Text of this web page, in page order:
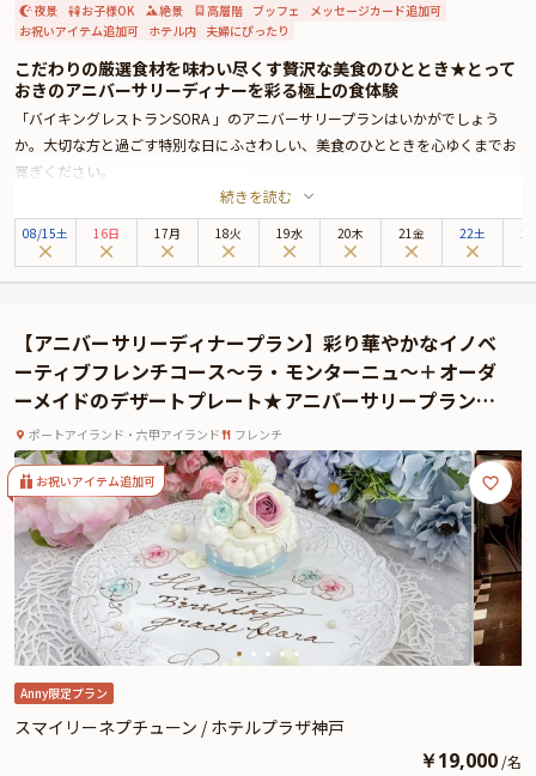
夜景 お子様OK 絶景 高層階 ブッフェ
メッセージカード追加可
お祝いアイテム追加可 ホテル内 夫婦にぴったり
こだわりの厳選食材を味わい尽くす贅沢な美食のひととき★とって
おきのアニバーサリーディナーを彩る極上の食体験
「バイキングレストランSORA 」のアニバーサリープランはいかがでしょう
か。大切な方と過ごす特別な日にふさわしい、美食のひとときを心ゆくまでお
寛ぎください。
約10mの水耕栽培システムを備えた店内には彩り豊かなお料理の数々が並び、
心踊る美食体験となること間違いありません。 地産地消にこだわった和食、デ
ザートまで種類豊富に取り揃えております。
プライズにぴったりなAnny限定のギフト、カスタマイズ可能なメッセージカー
ドをお付けすることができます。とっておきのアニバーサリーをスタッフが心
を込めてお手伝いいたします。
続きを読む
08/15土 16日 17月 18火 19水 20木 21金 22土
【アニバーサリーディナープラン】彩り華やかなイノベ
ーティブフレンチコース～ラ・モンターニュ～＋オーダ
ーメイドのデザートプレート★アニバーサリープランナ
ーによる事前打ち合わせ付き！★ホテルプラザ神戸の最
上階で極上のアニバーサリーを
ポートアイランド・六甲アイランド フレンチ
お祝いアイテム追加可
Anny限定プラン
スマイリーネプチューン / ホテルプラザ神戸
￥19,000 /名